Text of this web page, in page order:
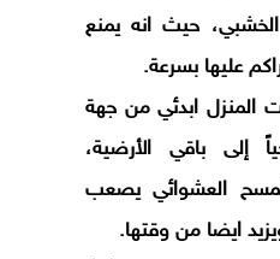
حيث انه يمنع
عليها بسرعة.
المنزل ابدئي من جهة
إلى باقي الأرضية،
العشوائي يصعب
ايضا من وقتها.